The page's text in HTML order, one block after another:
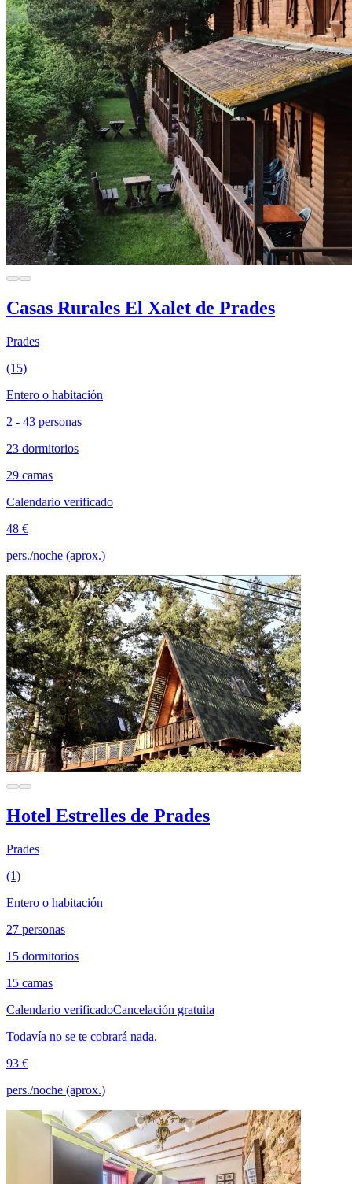
Casas Rurales El Xalet de Prades
Prades
(15)
Entero o habitación
2 - 43 personas
23 dormitorios
29 camas
Calendario verificado
48 €
pers./noche (aprox.)
Hotel Estrelles de Prades
Prades
(1)
Entero o habitación
27 personas
15 dormitorios
15 camas
Calendario verificadoCancelación gratuita
Todavía no se te cobrará nada.
93 €
pers./noche (aprox.)